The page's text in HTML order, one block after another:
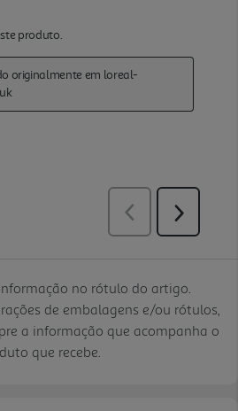
no rótulo do artigo.
de embalagens e/ou rótulos,
a informação que acompanha o
que recebe.